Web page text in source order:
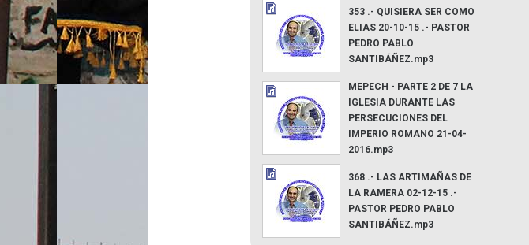
353 .- QUISIERA SER COMO
ELIAS 20-10-15 .- PASTOR
PEDRO PABLO
SANTIBÁÑEZ.mp3
MEPECH - PARTE 2 DE 7 LA
IGLESIA DURANTE LAS
PERSECUCIONES DEL
IMPERIO ROMANO 21-04-
2016.mp3
368 .- LAS ARTIMAÑAS DE
LA RAMERA 02-12-15 .-
PASTOR PEDRO PABLO
SANTIBÁÑEZ.mp3